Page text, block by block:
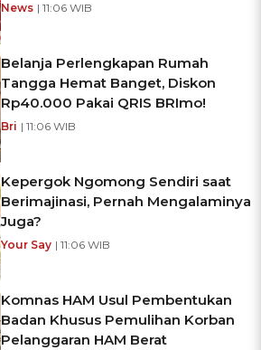
News | 11:06 WIB
Belanja Perlengkapan Rumah
Tangga Hemat Banget, Diskon
Rp40.000 Pakai QRIS BRImo!
Bri | 11:06 WIB
Kepergok Ngomong Sendiri saat
Berimajinasi, Pernah Mengalaminya
Juga?
Your Say | 11:06 WIB
Komnas HAM Usul Pembentukan
Badan Khusus Pemulihan Korban
Pelanggaran HAM Berat